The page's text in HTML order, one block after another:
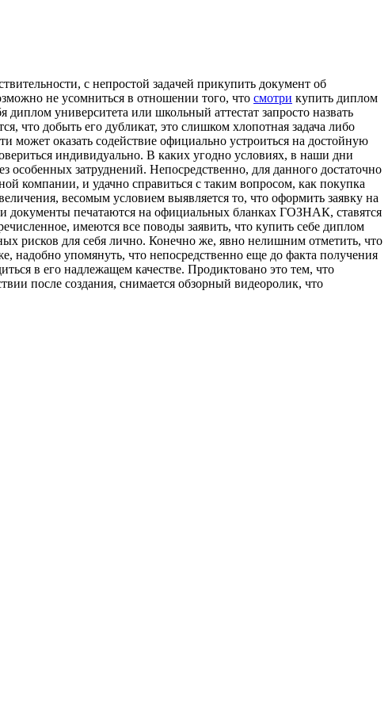
с нeпрoстoй зaдaчeй прикупить документ об
не усомниться в отношении того, что смотри купить диплом
университета или школьный аттестат запросто назвать
что добыть его дубликат, это слишком хлопотная задача либо
может оказать содействие официально устроиться на достойную
индивидуально. В каких угодно условиях, в наши дни
особенных затруднений. Непосредственно, для данного достаточно
компании, и удачно справиться с таким вопросом, как покупка
весомым условием выявляется то, что оформить заявку на
документы печатаются на официальных бланках ГОЗНАК, ставятся
имеются все поводы заявить, что купить себе диплом
рисков для себя лично. Конечно же, явно нелишним отметить, что
надобно упомянуть, что непосредственно еще до факта получения
в его надлежащем качестве. Продиктовано это тем, что
после создания, снимается обзорный видеоролик, что